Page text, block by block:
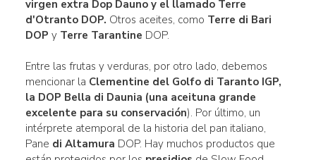
virgen extra Dop Dauno y el llamado Terre
d'Otranto DOP. Otros aceites, como Terre di Bari
DOP y Terre Tarantine DOP.
Entre las frutas y verduras, por otro lado, debemos
mencionar la Clementine del Golfo di Taranto IGP,
la DOP Bella di Daunia (una aceituna grande
excelente para su conservación). Por último, un
intérprete atemporal de la historia del pan italiano,
Pane di Altamura DOP. Hay muchos productos que